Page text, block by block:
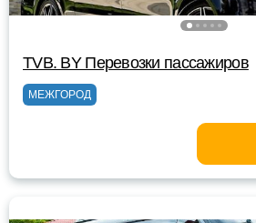
TVB. BY Перевозки пассажиров
МЕЖГОРОД